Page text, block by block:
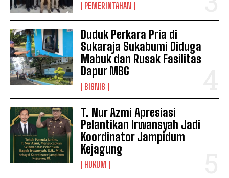
PEMERINTAHAN
Duduk Perkara Pria di
Sukaraja Sukabumi Diduga
Mabuk dan Rusak Fasilitas
Dapur MBG
BISNIS
T. Nur Azmi Apresiasi
Pelantikan Irwansyah Jadi
Koordinator Jampidum
Kejagung
HUKUM